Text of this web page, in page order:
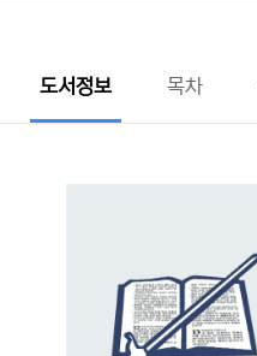
도서정보 목차